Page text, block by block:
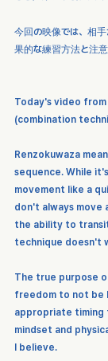
今回の映像では、相
果的な練習方法と注意
Today's video
(combination
Renzokuwaza
sequence. While
movement like a
don't always
the ability to
technique doesn't
The true purpose
freedom to not be
appropriate
mindset and
I believe.